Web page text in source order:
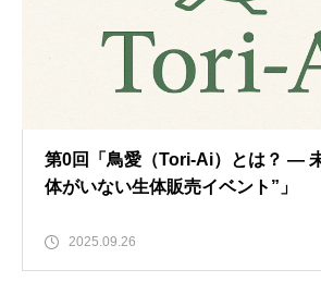
第0回「鳥愛（Tori-Ai）とは？ ―
体がいない生体販売イベント”」
2025.09.26